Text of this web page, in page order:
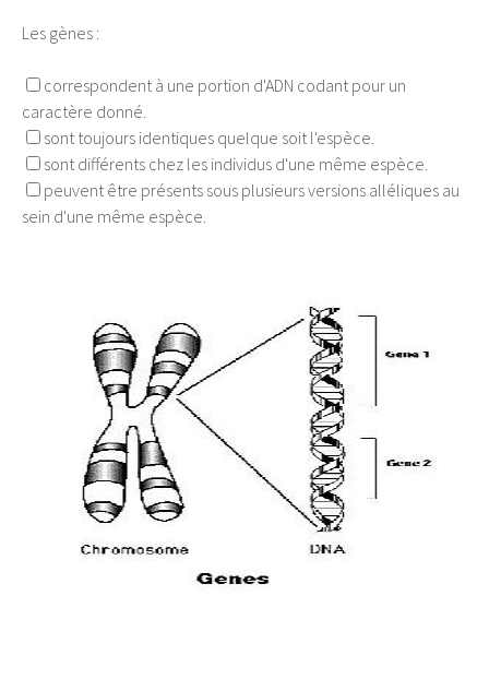
Les gènes :
correspondent à une portion d'ADN codant pour un
caractère donné.
sont toujours identiques quelque soit l'espèce.
sont différents chez les individus d'une même espèce.
peuvent être présents sous plusieurs versions alléliques au
sein d'une même espèce.